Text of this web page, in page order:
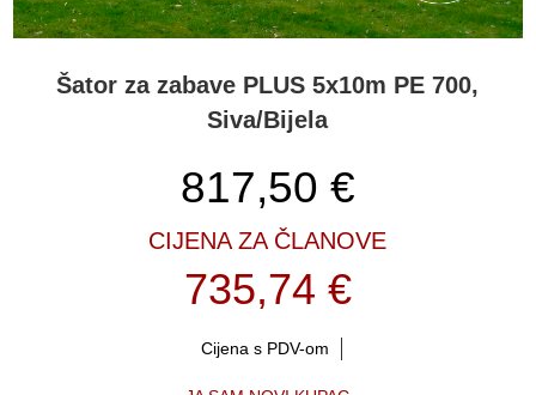
Šator za zabave PLUS 5x10m PE 700,
Siva/Bijela
817,50 €
CIJENA ZA ČLANOVE
735,74 €
Cijena s PDV-om